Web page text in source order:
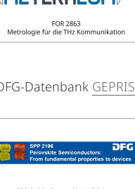
Datenbank GEPRIS